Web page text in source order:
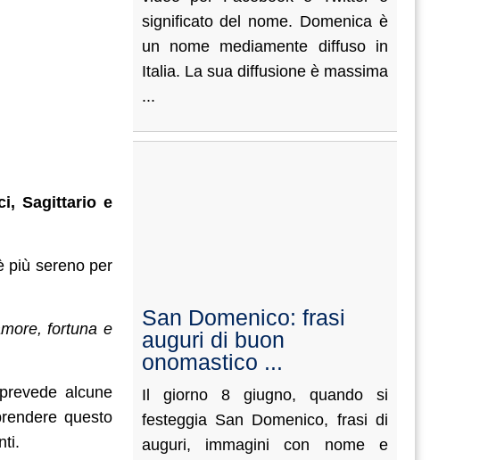
Sagittario e
più sereno per
fortuna e
alcune
questo
significato del nome. Domenica è
un nome mediamente diffuso in
Italia. La sua diffusione è massima
...
San Domenico: frasi
auguri di buon
onomastico ...
Il giorno 8 giugno, quando si
festeggia San Domenico, frasi di
auguri, immagini con nome e